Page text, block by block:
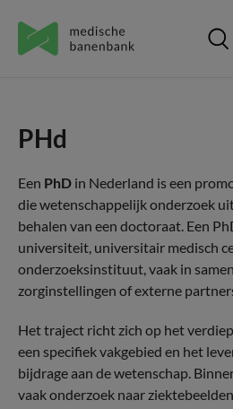
PHd
Een PhD in Nederland is een
die wetenschappelijk onderzoek
behalen van een doctoraat. Een
universiteit, universitair medisch
onderzoeksinstituut, vaak in
zorginstellingen of externe
Het traject richt zich op het
een specifiek vakgebied en het
bijdrage aan de wetenschap.
vaak onderzoek naar